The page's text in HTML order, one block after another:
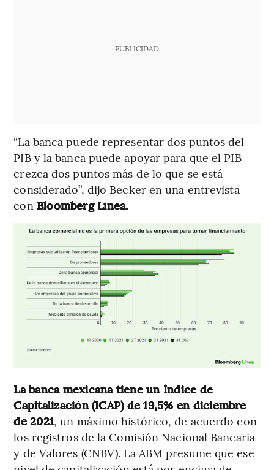
PUBLICIDAD
“La banca puede representar dos puntos del
PIB y la banca puede apoyar para que el PIB
crezca dos puntos más de lo que se está
considerado”, dijo Becker en una entrevista
con Bloomberg Línea.
La banca mexicana tiene un Índice de
Capitalización (ICAP) de 19,5% en diciembre
de 2021, un máximo histórico, de acuerdo con
los registros de la Comisión Nacional Bancaria
y de Valores (CNBV). La ABM presume que ese